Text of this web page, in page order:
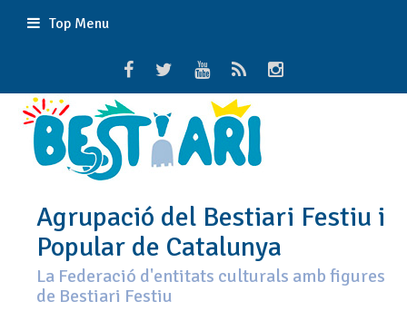
Top Menu
Agrupació del Bestiari Festiu i
Popular de Catalunya
La Federació d'entitats culturals amb figures
de Bestiari Festiu